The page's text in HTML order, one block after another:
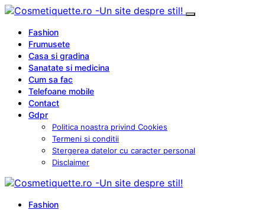
Fashion
Frumusete
Casa si gradina
Sanatate si medicina
Cum sa fac
Telefoane mobile
Contact
Gdpr
Politica noastra privind Cookies
Termeni si conditii
Stergerea datelor cu caracter personal
Disclaimer
Fashion